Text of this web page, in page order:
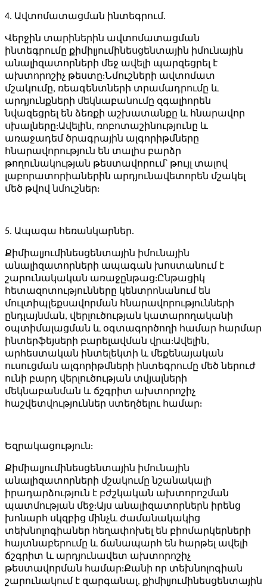
4. Ավտոմատացման ինտեգրում.
Վերջին տարիներին ավտոմատացման
ինտեգրումը քիմիլյումինեսցենտային իմունային
անալիզատորների մեջ ավելի պարզեցրել է
ախտորոշիչ թեստը:Նմուշների ավտոմատ
մշակումը, ռեագենտների տրամադրումը և
արդյունքների մեկնաբանումը զգալիորեն
նվազեցրել են ձեռքի աշխատանքը և հնարավոր
սխալները:Ավելին, ռոբոտաշինությունը և
առաջադեմ ծրագրային ալգորիթմները
հնարավորություն են տալիս բարձր
թողունակության թեստավորում՝ թույլ տալով
լաբորատորիաներին արդյունավետորեն մշակել
մեծ թվով նմուշներ:
5. Ապագա հեռանկարներ.
Քիմիալյումինեսցենտային իմունային
անալիզատորների ապագան խոստանում է
շարունակական առաջընթաց:Ընթացիկ
հետազոտությունները կենտրոնանում են
մուլտիպլեքսավորման հնարավորությունների
ընդլայնման, վերլուծության կատարողականի
օպտիմալացման և օգտագործողի համար հարմար
ինտերֆեյսերի բարելավման վրա:Ավելին,
արհեստական ​​ինտելեկտի և մեքենայական
ուսուցման ալգորիթմների ինտեգրումը մեծ ներուժ
ունի բարդ վերլուծության տվյալների
մեկնաբանման և ճշգրիտ ախտորոշիչ
հաշվետվություններ ստեղծելու համար:
Եզրակացություն:
Քիմիալյումինեսցենտային իմունային
անալիզատորների մշակումը նշանակալի
իրադարձություն է բժշկական ախտորոշման
պատմության մեջ:Այս անալիզատորներն իրենց
խոնարհ սկզբից մինչև ժամանակակից
տեխնոլոգիաներ հեղափոխել են բիոմարկերների
հայտնաբերումը և ճանապարհ են հարթել ավելի
ճշգրիտ և արդյունավետ ախտորոշիչ
թեստավորման համար:Քանի որ տեխնոլոգիան
շարունակում է զարգանալ, քիմիլյումինեսցենտային